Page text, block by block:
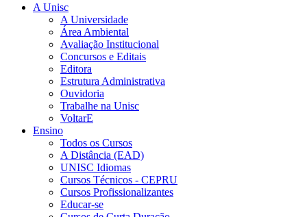
A Unisc
A Universidade
Área Ambiental
Avaliação Institucional
Concursos e Editais
Editora
Estrutura Administrativa
Ouvidoria
Trabalhe na Unisc
VoltarE
Ensino
Todos os Cursos
A Distância (EAD)
UNISC Idiomas
Cursos Técnicos - CEPRU
Cursos Profissionalizantes
Educar-se